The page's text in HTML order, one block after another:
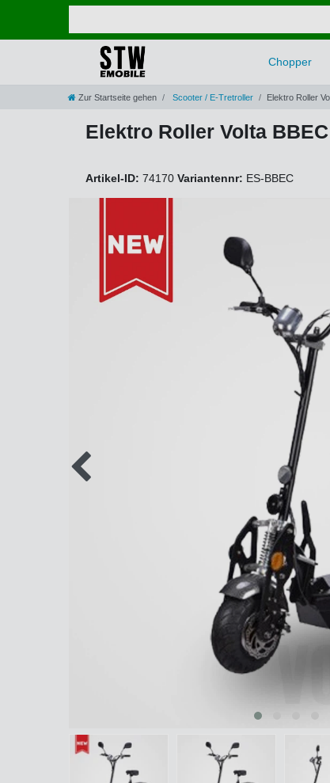
Chopper
Zur Startseite gehen Scooter / E-Tretroller Elektro Roller
Elektro Roller Volta
Artikel-ID: 74170 Variantennr: ES-BBEC